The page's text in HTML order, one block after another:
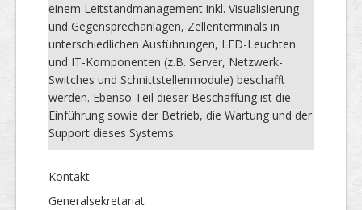
einem Leitstandmanagement inkl. Visualisierung
und Gegensprechanlagen, Zellenterminals in
unterschiedlichen Ausführungen, LED-Leuchten
und IT-Komponenten (z.B. Server, Netzwerk-
Switches und Schnittstellenmodule) beschafft
werden. Ebenso Teil dieser Beschaffung ist die
Einführung sowie der Betrieb, die Wartung und der
Support dieses Systems.
Kontakt
Generalsekretariat